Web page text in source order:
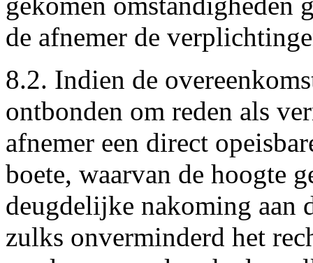
de afnemer de
8.2. Indien de
ontbonden om reden als
afnemer een direct
boete, waarvan de hoogte
deugdelijke nakoming aan
zulks onverminderd het